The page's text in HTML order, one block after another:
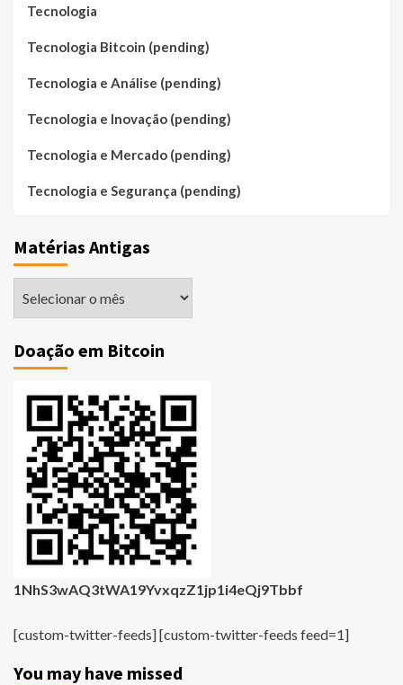
Tecnologia
Tecnologia Bitcoin (pending)
Tecnologia e Análise (pending)
Tecnologia e Inovação (pending)
Tecnologia e Mercado (pending)
Tecnologia e Segurança (pending)
Matérias Antigas
Doação em Bitcoin
1NhS3wAQ3tWA19YvxqzZ1jp1i4eQj9Tbbf
[custom-twitter-feeds] [custom-twitter-feeds feed=1]
You may have missed